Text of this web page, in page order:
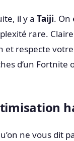
il y a Taiji. On
rare.
et respecte
d’un Fortnite
ne vous dit